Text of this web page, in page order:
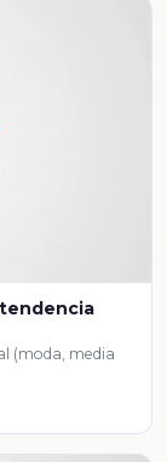
(moda, media